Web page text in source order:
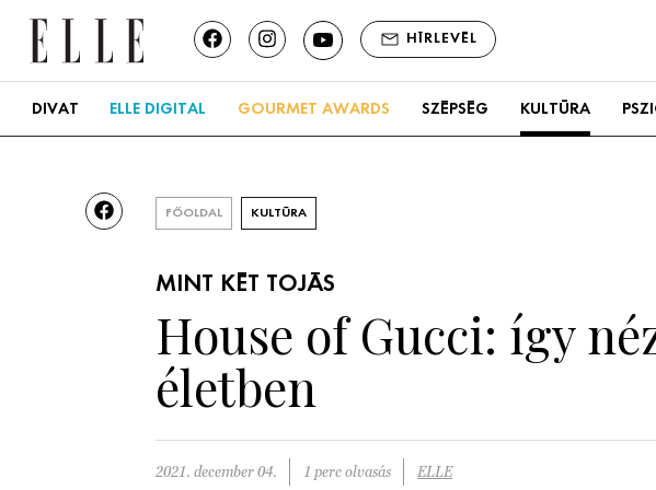
HÍRLEVÉL
DIVAT ELLE DIGITAL GOURMET AWARDS SZÉPSÉG KULTÚRA
FŐOLDAL KULTÚRA
MINT KÉT TOJÁS
House of Gucci: így
életben
2021. december 04. 1 perc olvasás ELLE